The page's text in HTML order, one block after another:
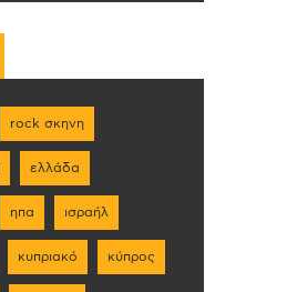
rock σκηνη
ελλάδα
ηπα ισραήλ
κυπριακό κύπρος